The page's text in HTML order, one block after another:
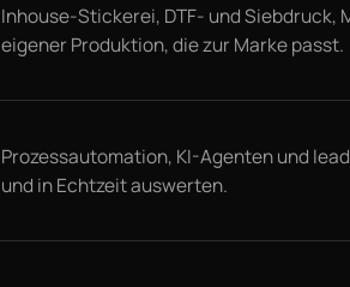
Inhouse-Stickerei, DTF- und
eigener Produktion, die zur Marke passt.
Prozessautomation, KI-Agenten und
und in Echtzeit auswerten.